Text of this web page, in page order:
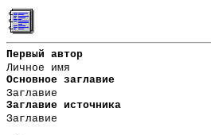
Первый автор
Личное имя
Основное заглавие
Заглавие
Заглавие источника
Заглавие